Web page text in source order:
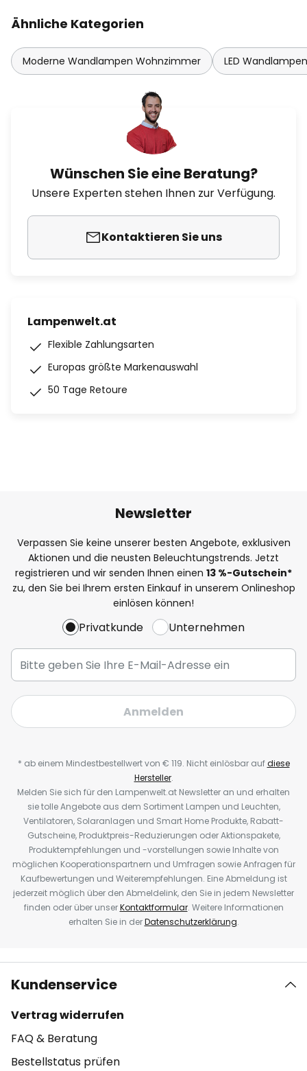
Ähnliche Kategorien
Moderne Wandlampen Wohnzimmer LED
Wünschen Sie eine Beratung?
Unsere Experten stehen Ihnen zur Verfügung.
Kontaktieren Sie uns
Lampenwelt.at
Flexible Zahlungsarten
Europas größte Markenauswahl
50 Tage Retoure
Newsletter
Verpassen Sie keine unserer besten Angebote, exklusiven
Aktionen und die neusten Beleuchtungstrends. Jetzt
registrieren und wir senden Ihnen einen 13 %-Gutschein*
zu, den Sie bei Ihrem ersten Einkauf in unserem Onlineshop
einlösen können!
Privatkunde Unternehmen
Anmelden
* ab einem Mindestbestellwert von € 119. Nicht einlösbar aufdiese
Hersteller.
Melden Sie sich für den Lampenwelt.at Newsletter an und erhalten
sie tolle Angebote aus dem Sortiment Lampen und Leuchten,
Ventilatoren, Solaranlagen und Smart Home Produkte, Rabatt-
Gutscheine, Produktpreis-Reduzierungen oder Aktionspakete,
Produktempfehlungen und -vorstellungen sowie Inhalte von
möglichen Kooperationspartnern und Umfragen sowie Anfragen für
Kaufbewertungen und Weiterempfehlungen. Eine Abmeldung ist
jederzeit möglich über den Abmeldelink, den Sie in jedem Newsletter
finden oder über unserKontaktformular. Weitere Informationen
erhalten Sie in derDatenschutzerklärung.
Kundenservice
Vertrag widerrufen
FAQ & Beratung
Bestellstatus prüfen